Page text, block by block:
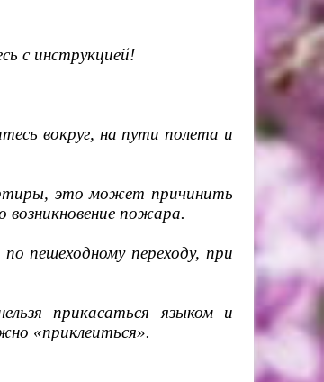
с инструкцией!
вокруг, на пути полета и
это может причинить
возникновение пожара.
пешеходному переходу, при
прикасаться языком и
«приклеиться».